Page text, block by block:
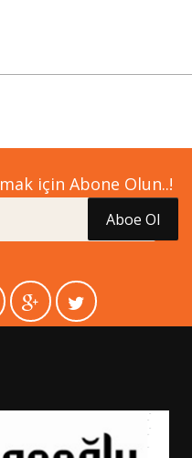
için Abone Olun..!
Aboe Ol